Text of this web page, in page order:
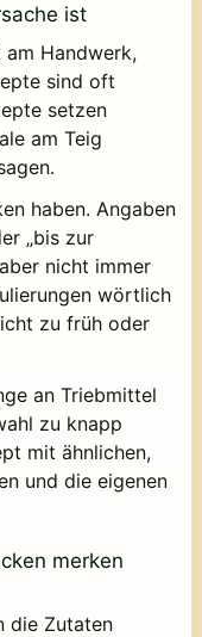
ist
Handwerk,
sind oft
setzen
am Teig
haben. Angaben
„bis zur
nicht immer
wörtlich
zu früh oder
an Triebmittel
zu knapp
mit ähnlichen,
und die eigenen
merken
die Zutaten